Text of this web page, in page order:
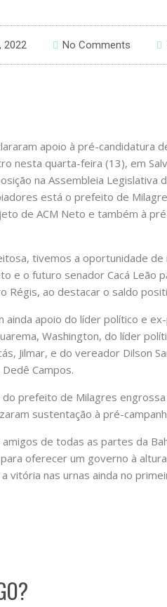
2022 No Comments
apoio à pré-candidatura
nesta quarta-feira (13), em
na Assembleia Legislativa
está o prefeito de
de ACM Neto e também à
tivemos a oportunidade de
e o futuro senador Cacá Leão
Régis, ao destacar o saldo
ainda apoio do líder político e
Washington, do líder
Jilmar, e do vereador Dilson
Campos.
do prefeito de Milagres
sustentação à pré-
de todas as partes da
oferecer um governo à
vitória nas urnas ainda no